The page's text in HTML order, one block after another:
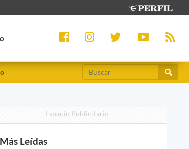
Espacio Publicitario
Más Leídas